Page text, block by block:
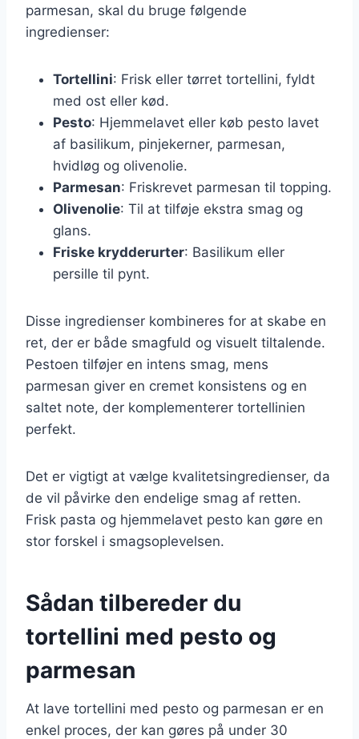
parmesan, skal du bruge følgende
ingredienser:
Tortellini: Frisk eller tørret tortellini, fyldt
med ost eller kød.
Pesto: Hjemmelavet eller køb pesto lavet
af basilikum, pinjekerner, parmesan,
hvidløg og olivenolie.
Parmesan: Friskrevet parmesan til topping.
Olivenolie: Til at tilføje ekstra smag og
glans.
Friske krydderurter: Basilikum eller
persille til pynt.
Disse ingredienser kombineres for at skabe en
ret, der er både smagfuld og visuelt tiltalende.
Pestoen tilføjer en intens smag, mens
parmesan giver en cremet konsistens og en
saltet note, der komplementerer tortellinien
perfekt.
Det er vigtigt at vælge kvalitetsingredienser, da
de vil påvirke den endelige smag af retten.
Frisk pasta og hjemmelavet pesto kan gøre en
stor forskel i smagsoplevelsen.
Sådan tilbereder du
tortellini med pesto og
parmesan
At lave tortellini med pesto og parmesan er en
enkel proces, der kan gøres på under 30